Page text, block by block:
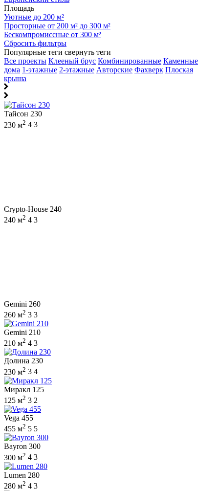
Площадь
Уютные до 200 м²
Просторные от 200 м² до 300 м²
Бескомпромиссные от 300 м²
Сбросить фильтры
Популярные теги свернуть теги
Все проекты Клееный брус Комбинированные Каменные
дома 1-этажные 2-этажные Авторские Фахверк Плоская
крыша
Тайсон 230
230 м2 4 3
Crypto-House 240
240 м2 4 3
Gemini 260
260 м2 3 3
Gemini 210
210 м2 4 3
Долина 230
230 м2 3 4
Миракл 125
125 м2 3 2
Vega 455
455 м2 5 5
Bayron 300
300 м2 4 3
Lumen 280
280 м2 4 3